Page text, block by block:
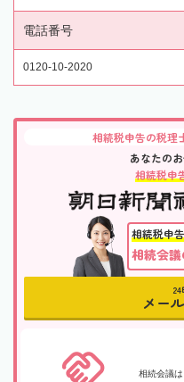
電話番号
0120-10-2020
相続税申告の税理
あなたの
相続税申
相続税申
相続会議
メー
相続会議は